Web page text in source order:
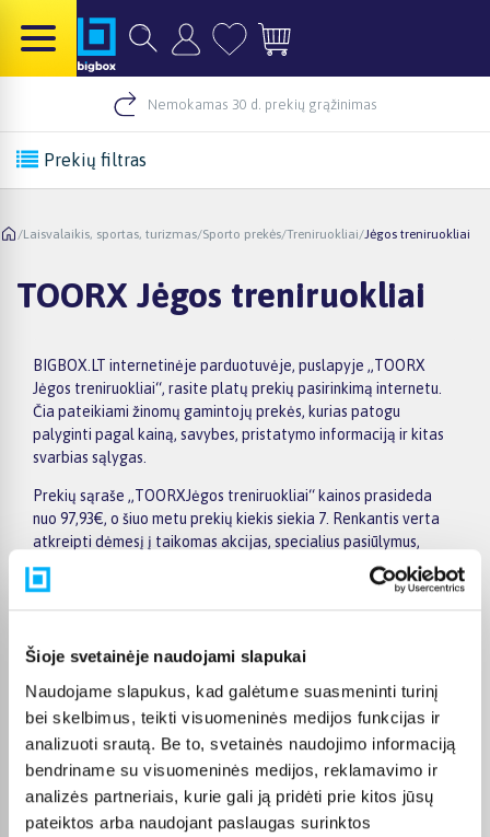
Šioje svetainėje naudojami slapukai
Naudojame slapukus, kad galėtume suasmeninti turinį
bei skelbimus, teikti visuomeninės medijos funkcijas ir
analizuoti srautą. Be to, svetainės naudojimo informaciją
bendriname su visuomeninės medijos, reklamavimo ir
analizės partneriais, kurie gali ją pridėti prie kitos jūsų
pateiktos arba naudojant paslaugas surinktos
Nemokamas 30 d. prekių grąžinimas
Prekių filtras
/Laisvalaikis, sportas, turizmas/Sporto prekės/Treniruokliai/Jėgos treniruokliai
TOORX Jėgos treniruokliai
BIGBOX.LT internetinėje parduotuvėje, puslapyje „TOORX
Jėgos treniruokliai“, rasite platų prekių pasirinkimą internetu.
Čia pateikiami žinomų gamintojų prekės, kurias patogu
palyginti pagal kainą, savybes, pristatymo informaciją ir kitas
svarbias sąlygas.
Prekių sąraše „TOORXJėgos treniruokliai“ kainos prasideda
nuo 97,93€, o šiuo metu prekių kiekis siekia 7. Renkantis verta
atkreipti dėmesį į taikomas akcijas, specialius pasiūlymus,
techninius parametrus bei papildomas pirkimo sąlygas, kad
būtų lengviau išsirinkti geriausiai jūsų poreikius atitinkantį
variantą.
Papildomi pasirinkimai ir prekių savybių filtrai padeda patogiai
susiaurinti asortimentą ir greičiau rasti tinkamą prekę.
Peržiūrėkite „TOORXJėgos treniruokliai“ pasiūlymus
BIGBOX.LT, palyginkite prekes ir pirkite internetu patogiai.
Pasirinktą prekę pristatysime per jos aprašyme nurodytą
terminą.